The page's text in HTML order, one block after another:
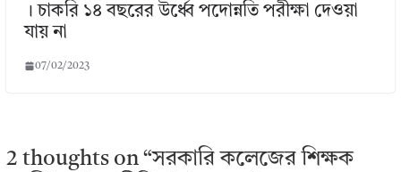
। চাকরি ১৪ বছরের উর্ধ্বে পদোন্নতি পরীক্ষা দেওয়া
যায় না
07/02/2023
2 thoughts on “সরকারি কলেজের শিক্ষক